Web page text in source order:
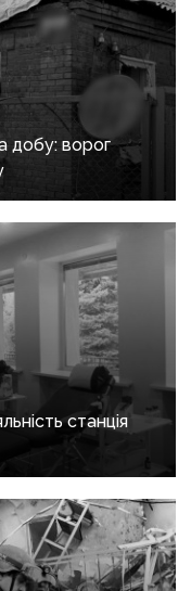
добу: ворог
станція